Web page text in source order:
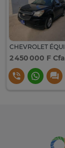
2 450 000 F Cfa